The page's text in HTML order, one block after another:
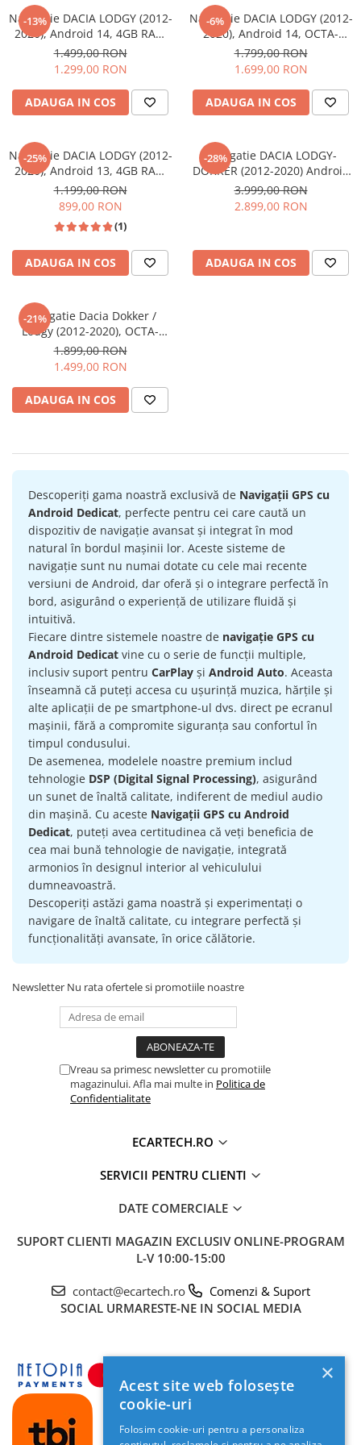
Navigatii Fiat
Navigatii Nissan
Navigatii Citroen
Navigatii Suzuki
Navigatii Mitsubishi
Navigatii Volvo
Navigatii KIA
Navigatii Renault
Navigatii Chevrolet
Navigatii Jeep
Navigatii Porsche
Navigatii Land Rover
Navigatii Iveco
Navigatii Chrysler
-13%
Navigatie DACIA LODGY (2012-
2020), Android 14, 4GB RAM
64GB, SLOT SIM 4G, DSP,
Carplay si Android auto, ecran
9 inch
1.499,00 RON
1.299,00 RON
ADAUGA IN COS
-6%
Navigatie DACIA LODGY (2012-
2020), Android 14, OCTA-
CORE 2.0 GHz, 8GB RAM
128GB, SLOT SIM 4G, DSP,
Carplay si Android auto, ecran
9 inch
1.799,00 RON
1.699,00 RON
ADAUGA IN COS
-25%
Navigatie DACIA LODGY (2012-
2020), Android 13, 4GB RAM
64GB, DSP, Carplay si Android
auto, ecran 9 inch
1.199,00 RON
899,00 RON
(1)
ADAUGA IN COS
-28%
Navigatie DACIA LODGY-
DOKKER (2012-2020) Android
14, 12GB RAM, 256GB ROM,
Ecran 9.33 inch 2K QLED
3.999,00 RON
2.899,00 RON
ADAUGA IN COS
-21%
Navigatie Dacia Dokker /
Lodgy (2012-2020), OCTA-
CORE, 4GB RAM 64 GB ROM,
Android 14, ecran 2K QLED
2000 X 1200 PX, 9.5 inch -
ECARTECH
1.899,00 RON
1.499,00 RON
ADAUGA IN COS
Descoperiți gama noastră exclusivă de Navigații GPS cu
Android Dedicat, perfecte pentru cei care caută un
dispozitiv de navigație avansat și integrat în mod
natural în bordul mașinii lor. Aceste sisteme de
navigație sunt nu numai dotate cu cele mai recente
versiuni de Android, dar oferă și o integrare perfectă în
bord, asigurând o experiență de utilizare fluidă și
intuitivă.
Fiecare dintre sistemele noastre de navigație GPS cu
Android Dedicat vine cu o serie de funcții multiple,
inclusiv suport pentru CarPlay și Android Auto. Aceasta
înseamnă că puteți accesa cu ușurință muzica, hărțile și
alte aplicații de pe smartphone-ul dvs. direct pe ecranul
mașinii, fără a compromite siguranța sau confortul în
timpul condusului.
De asemenea, modelele noastre premium includ
tehnologie DSP (Digital Signal Processing), asigurând
un sunet de înaltă calitate, indiferent de mediul audio
din mașină. Cu aceste Navigații GPS cu Android
Dedicat, puteți avea certitudinea că veți beneficia de
cea mai bună tehnologie de navigație, integrată
armonios în designul interior al vehiculului
dumneavoastră.
Descoperiți astăzi gama noastră și experimentați o
navigare de înaltă calitate, cu integrare perfectă și
funcționalități avansate, în orice călătorie.
Newsletter Nu rata ofertele si promotiile noastre
Vreau sa primesc newsletter cu promotiile
magazinului. Afla mai multe in Politica de
Confidentialitate
ECARTECH.RO
SERVICII PENTRU CLIENTI
DATE COMERCIALE
SUPORT CLIENTI MAGAZIN EXCLUSIV ONLINE-PROGRAM
L-V 10:00-15:00
contact@ecartech.ro
Comenzi & Suport
SOCIAL URMARESTE-NE IN SOCIAL MEDIA
×
Acest site web folosește
cookie-uri
Folosim cookie-uri pentru a personaliza